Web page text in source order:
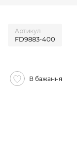
Артикул
FD9883-400
В бажання